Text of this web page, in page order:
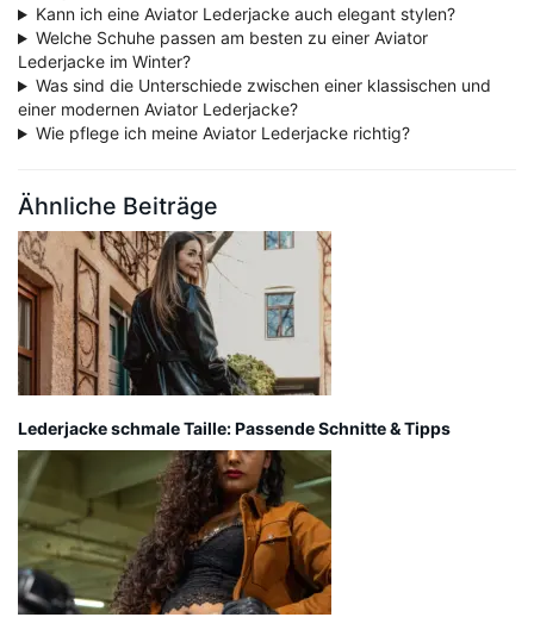
Kann ich eine Aviator Lederjacke auch elegant stylen?
Welche Schuhe passen am besten zu einer Aviator
Lederjacke im Winter?
Was sind die Unterschiede zwischen einer klassischen und
einer modernen Aviator Lederjacke?
Wie pflege ich meine Aviator Lederjacke richtig?
Ähnliche Beiträge
Lederjacke schmale Taille: Passende Schnitte & Tipps